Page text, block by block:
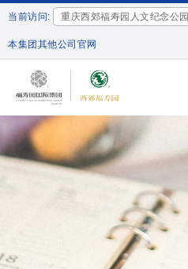
当前访问: 重庆西郊福寿园人文纪念公园
本集团其他公司官网